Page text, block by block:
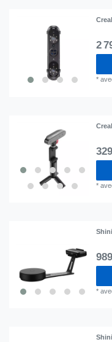
2
*
*
*